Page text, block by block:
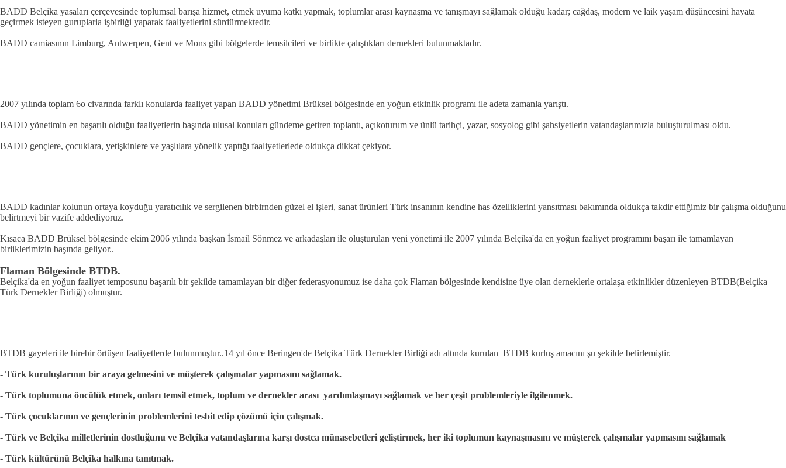
BADD Belçika yasaları çerçevesinde toplumsal barışa hizmet, etmek uyuma katkı yapmak, toplumlar arası kaynaşma ve tanışmayı sağlamak olduğu kadar; cağdaş, modern ve laik yaşam düşüncesini hayata
geçirmek isteyen guruplarla işbirliği yaparak faaliyetlerini sürdürmektedir.
BADD camiasının Limburg, Antwerpen, Gent ve Mons gibi bölgelerde temsilcileri ve birlikte çalıştıkları dernekleri bulunmaktadır.
2007 yılında toplam 6o civarında farklı konularda faaliyet yapan BADD yönetimi Brüksel bölgesinde en yoğun etkinlik programı ile adeta zamanla yarıştı.
BADD yönetimin en başarılı olduğu faaliyetlerin başında ulusal konuları gündeme getiren toplantı, açıkoturum ve ünlü tarihçi, yazar, sosyolog gibi şahsiyetlerin vatandaşlarımızla buluşturulması oldu.
BADD gençlere, çocuklara, yetişkinlere ve yaşlılara yönelik yaptığı faaliyetlerlede oldukça dikkat çekiyor.
BADD kadınlar kolunun ortaya koyduğu yaratıcılık ve sergilenen birbirnden güzel el işleri, sanat ürünleri Türk insanının kendine has özelliklerini yansıtması bakımında oldukça takdir ettiğimiz bir çalışma olduğunu
belirtmeyi bir vazife addediyoruz.
Kısaca BADD Brüksel bölgesinde ekim 2006 yılında başkan İsmail Sönmez ve arkadaşları ile oluşturulan yeni yönetimi ile 2007 yılında Belçika'da en yoğun faaliyet programını başarı ile tamamlayan
birliklerimizin başında geliyor..
Flaman Bölgesinde BTDB.
Belçika'da en yoğun faaliyet temposunu başarılı bir şekilde tamamlayan bir diğer federasyonumuz ise daha çok Flaman bölgesinde kendisine üye olan derneklerle ortalaşa etkinlikler düzenleyen BTDB(Belçika
Türk Dernekler Birliği) olmuştur.
BTDB gayeleri ile birebir örtüşen faaliyetlerde bulunmuştur..14 yıl önce Beringen'de Belçika Türk Dernekler Birliği adı altında kurulan BTDB kurluş amacını şu şekilde belirlemiştir.
- Türk kuruluşlarının bir araya gelmesini ve müşterek çalışmalar yapmasını sağlamak.
- Türk toplumuna öncülük etmek, onları temsil etmek, toplum ve dernekler arası yardımlaşmayı sağlamak ve her çeşit problemleriyle ilgilenmek.
- Türk çocuklarının ve gençlerinin problemlerini tesbit edip çözümü için çalışmak.
- Türk ve Belçika milletlerinin dostluğunu ve Belçika vatandaşlarına karşı dostca münasebetleri geliştirmek, her iki toplumun kaynaşmasını ve müşterek çalışmalar yapmasını sağlamak
- Türk kültürünü Belçika halkına tanıtmak.